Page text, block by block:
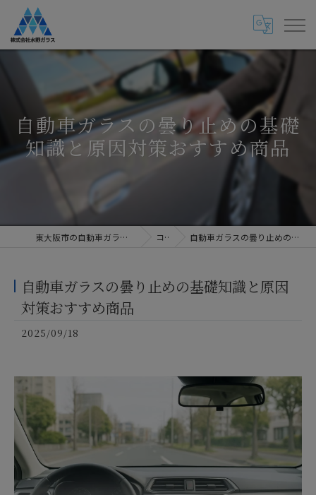
自動車ガラスの曇り止めの基礎
知識と原因対策おすすめ商品
東大阪市の自動車ガラス専門店・株式会社水野ガラス コラム 自動車ガラスの曇り止めの基礎知識と原因対策おすすめ商品
自動車ガラスの曇り止めの基礎知識と原因
対策おすすめ商品
2025/09/18